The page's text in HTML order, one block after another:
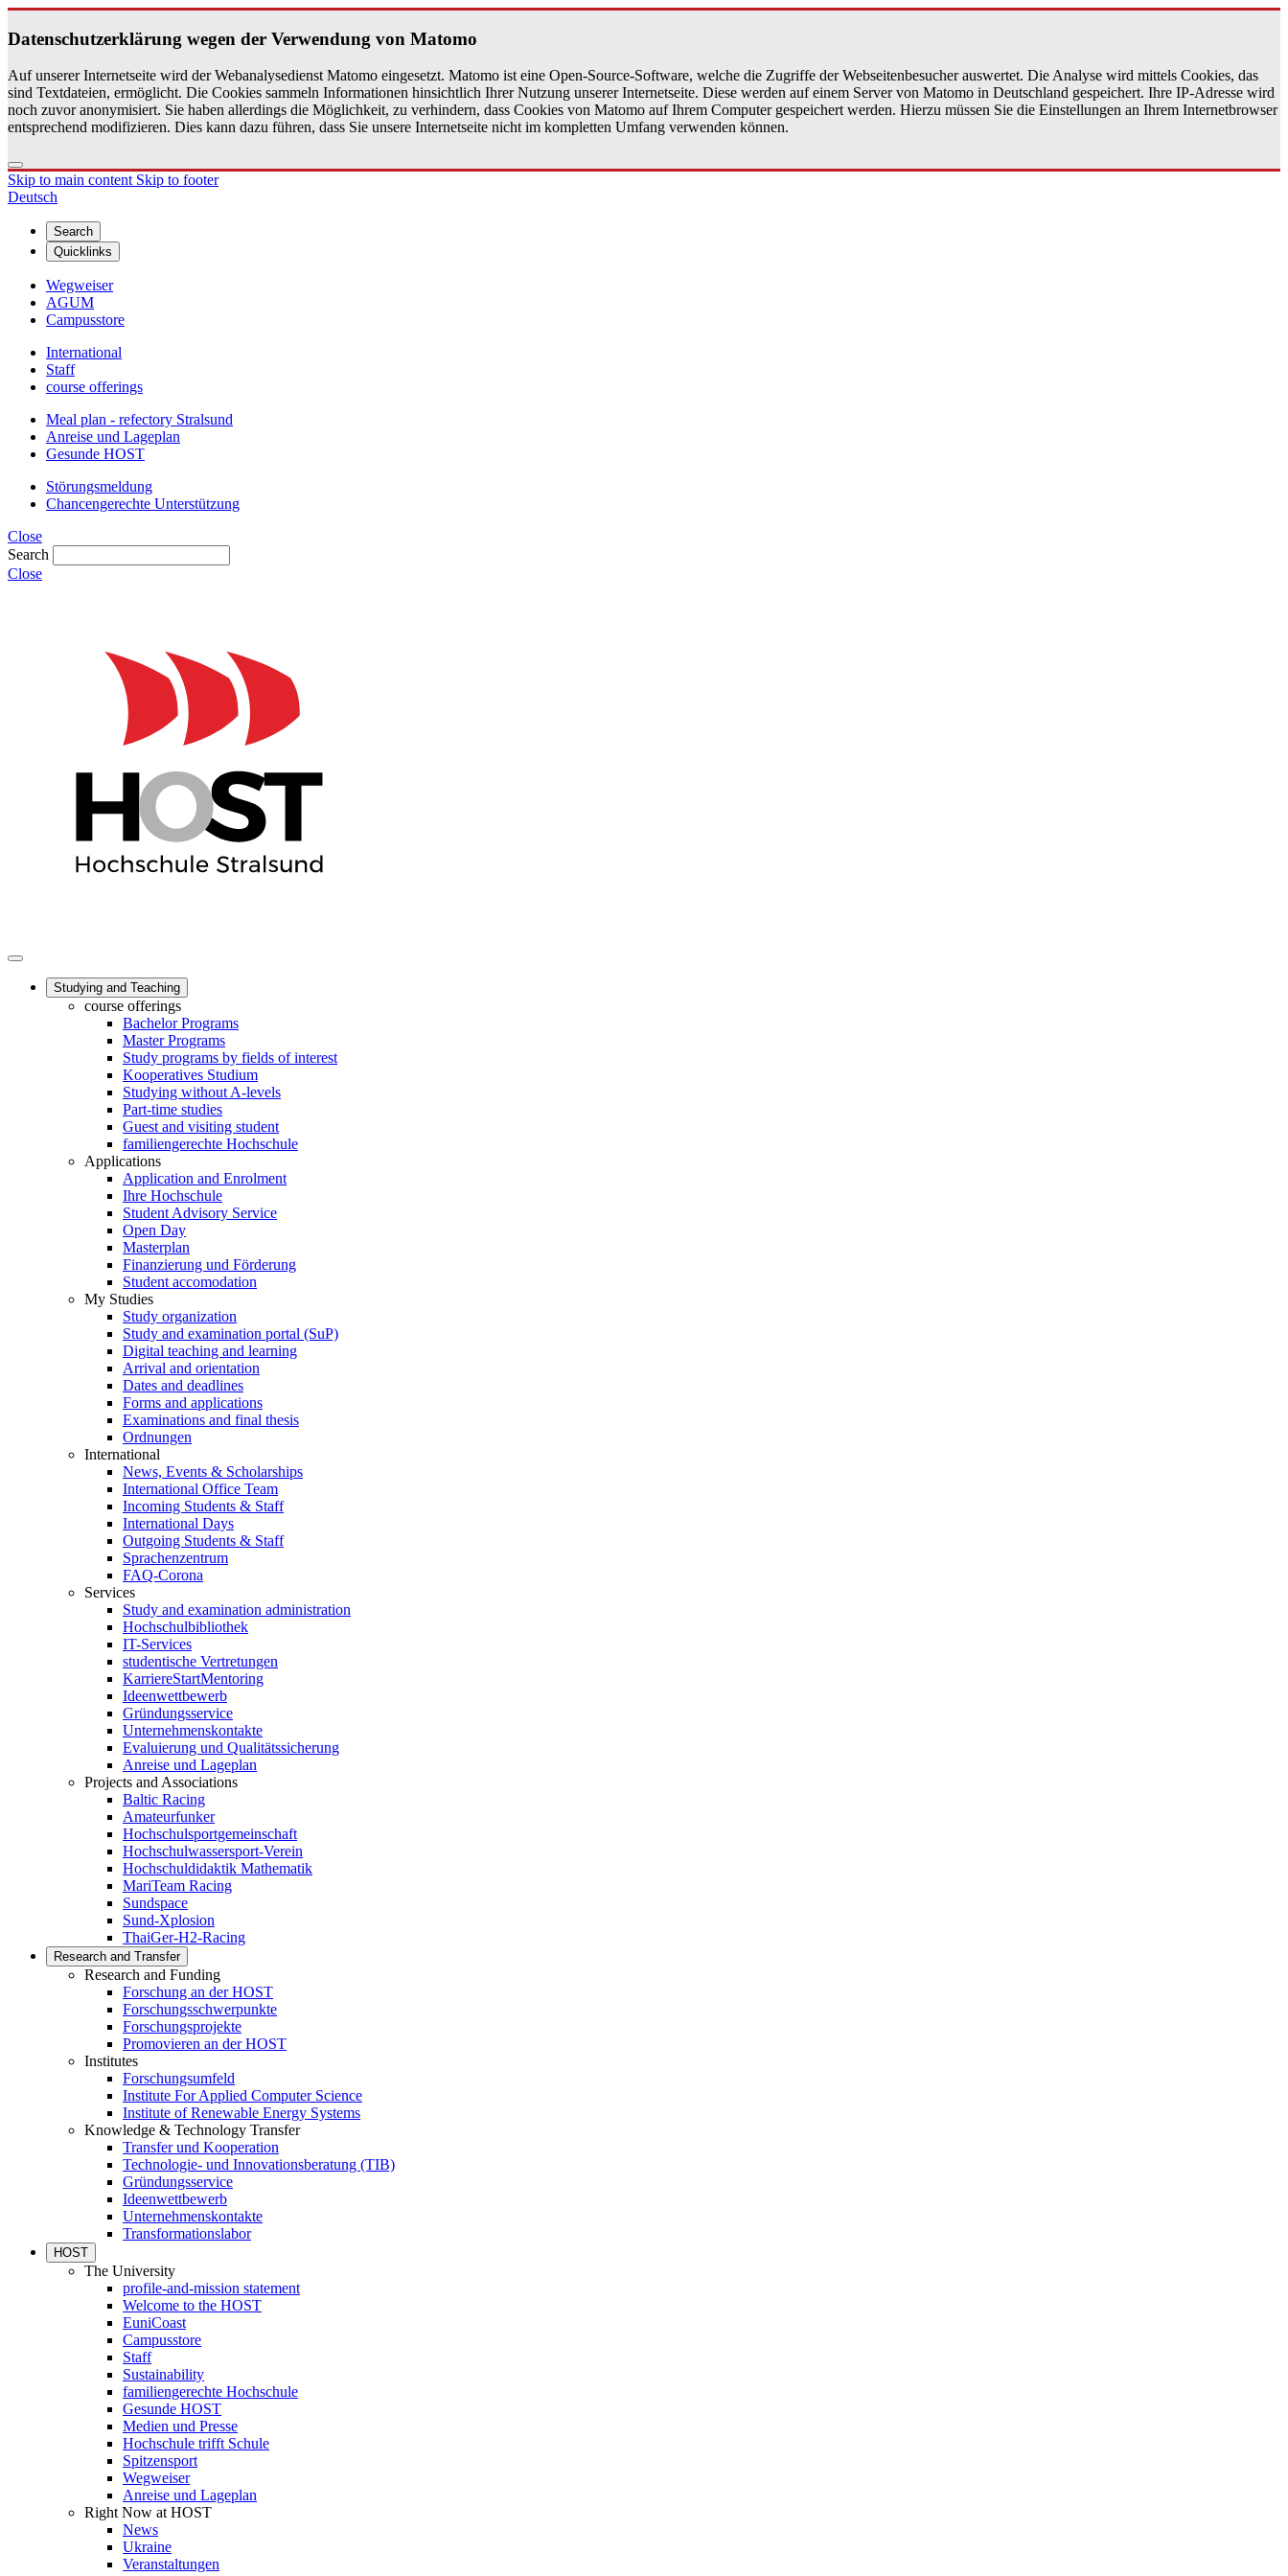
Daten­schutzerklärung wegen der Ver­wen­dung von Matomo
Auf unserer Internetseite wird der Webanalysedienst Matomo eingesetzt. Matomo ist eine Open-Source-Software, welche die Zugriffe der Webseitenbesucher auswertet. Die Analyse wird mittels Cookies, das
sind Textdateien, ermöglicht. Die Cookies sammeln Informationen hinsichtlich Ihrer Nutzung unserer Internetseite. Diese werden auf einem Server von Matomo in Deutschland gespeichert. Ihre IP-Adresse wird
noch zuvor anonymisiert. Sie haben allerdings die Möglichkeit, zu verhindern, dass Cookies von Matomo auf Ihrem Computer gespeichert werden. Hierzu müssen Sie die Einstellungen an Ihrem Internetbrowser
entsprechend modifizieren. Dies kann dazu führen, dass Sie unsere Internetseite nicht im kompletten Umfang verwenden können.
Skip to main content Skip to footer
Deutsch
Search
Quicklinks
Wegweiser
AGUM
Campusstore
International
Staff
course offerings
Meal plan - refectory Stralsund
Anreise und Lageplan
Gesunde HOST
Störungsmeldung
Chancengerechte Unterstützung
Close
Search
Close
Studying and Teaching
course offerings
Bachelor Programs
Master Programs
Study programs by fields of interest
Kooperatives Studium
Studying without A-levels
Part-time studies
Guest and visiting student
familiengerechte Hochschule
Applications
Application and Enrolment
Ihre Hochschule
Student Advisory Service
Open Day
Masterplan
Finanzierung und Förderung
Student accomodation
My Studies
Study organization
Study and examination portal (SuP)
Digital teaching and learning
Arrival and orientation
Dates and deadlines
Forms and applications
Examinations and final thesis
Ordnungen
International
News, Events & Scholarships
International Office Team
Incoming Students & Staff
International Days
Outgoing Students & Staff
Sprachenzentrum
FAQ-Corona
Services
Study and examination administration
Hochschulbibliothek
IT-Services
studentische Vertretungen
KarriereStartMentoring
Ideenwettbewerb
Gründungsservice
Unternehmenskontakte
Evaluierung und Qualitätssicherung
Anreise und Lageplan
Projects and Associations
Baltic Racing
Amateurfunker
Hochschulsportgemeinschaft
Hochschulwassersport-Verein
Hochschuldidaktik Mathematik
MariTeam Racing
Sundspace
Sund-Xplosion
ThaiGer-H2-Racing
Research and Transfer
Research and Funding
Forschung an der HOST
Forschungsschwerpunkte
Forschungsprojekte
Promovieren an der HOST
Institutes
Forschungsumfeld
Institute For Applied Computer Science
Institute of Renewable Energy Systems
Knowledge & Technology Transfer
Transfer und Kooperation
Technologie- und Innovationsberatung (TIB)
Gründungsservice
Ideenwettbewerb
Unternehmenskontakte
Transformationslabor
HOST
The University
profile-and-mission statement
Welcome to the HOST
EuniCoast
Campusstore
Staff
Sustainability
familiengerechte Hochschule
Gesunde HOST
Medien und Presse
Hochschule trifft Schule
Spitzensport
Wegweiser
Anreise und Lageplan
Right Now at HOST
News
Ukraine
Veranstaltungen